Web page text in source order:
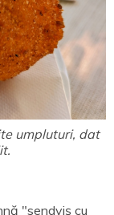
umpluturi, dat
"sendviș cu